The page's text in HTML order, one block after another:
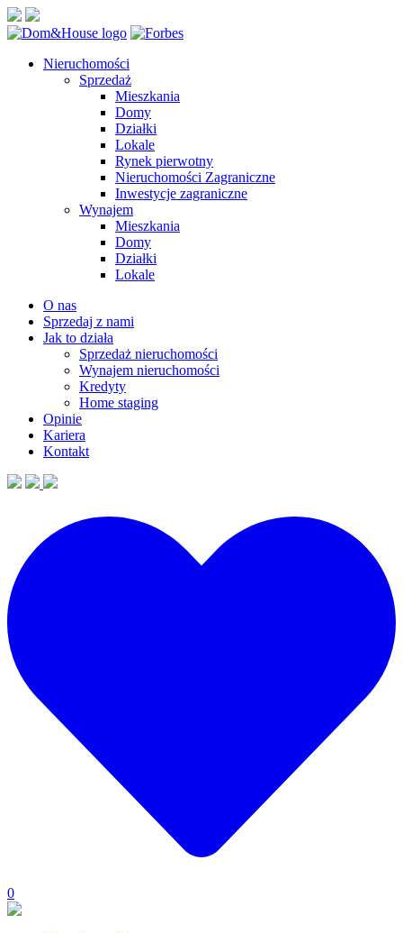
Nieruchomości
Sprzedaż
Mieszkania
Domy
Działki
Lokale
Rynek pierwotny
Nieruchomości Zagraniczne
Inwestycje zagraniczne
Wynajem
Mieszkania
Domy
Działki
Lokale
O nas
Sprzedaj z nami
Jak to działa
Sprzedaż nieruchomości
Wynajem nieruchomości
Kredyty
Home staging
Opinie
Kariera
Kontakt
0